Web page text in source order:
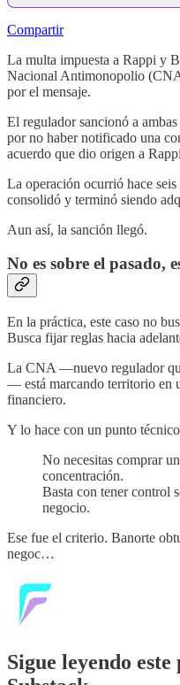
Compartir
La multa impuesta a Rappi y
Nacional Antimonopolio
por el mensaje.
El regulador sancionó a
por no haber notificado una
acuerdo que dio origen a
La operación ocurrió hace
consolidó y terminó siendo
Aun así, la sanción llegó.
No es sobre el pasado,
En la práctica, este caso no
Busca fijar reglas hacia
La CNA —nuevo regulador
— está marcando territorio en
financiero.
Y lo hace con un punto
No necesitas comprar
concentración.
Basta con tener control
negocio.
Ese fue el criterio. Banorte
negoc…
Sigue leyendo